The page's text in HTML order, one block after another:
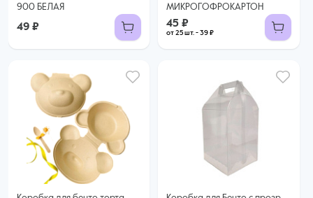
900 БЕЛАЯ
49 ₽
МИКРОГОФРОКАРТОН
45 ₽
от 25 шт. - 39 ₽